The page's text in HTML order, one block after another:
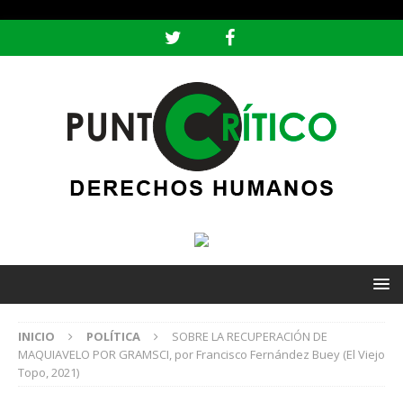
INICIO POLÍTICA
SOBRE LA RECUPERACIÓN DE
MAQUIAVELO POR GRAMSCI, por Francisco Fernández Buey (El Viejo
Topo, 2021)